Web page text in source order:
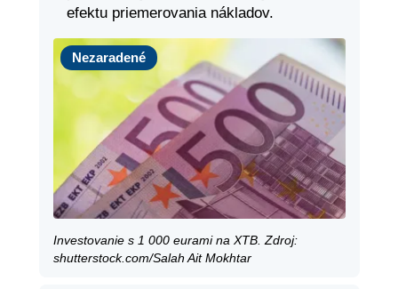
efektu priemerovania nákladov.
Nezaradené
Nezaradené
Investovanie s 1 000 eurami na XTB. Zdroj:
shutterstock.com/Salah Ait Mokhtar